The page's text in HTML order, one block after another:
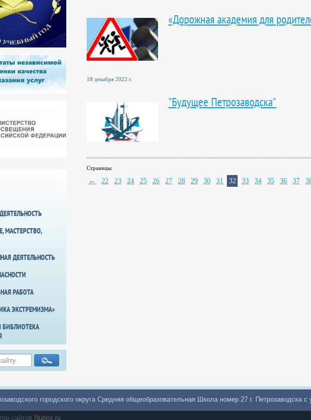
МАСТЕРСТВО,
ДЕЯТЕЛЬНОСТЬ
РАБОТА
ЭКСТРЕМИЗМА»
БИБЛИОТЕКА
«Дорожная академия для
18 декабря 2022 г.
"Будущее Петрозаводска"
Страницы:
← 22 23 24 25 26 27 28 29 30 31 32 33 34 35 36 37
городского округа Средняя общеобразовательная Школа номер 27 г. Петрозаводска
сайтов Nubex.ru